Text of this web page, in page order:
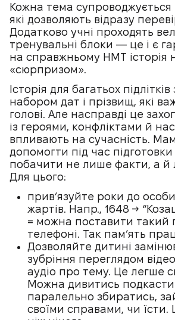
Кожна тема супроводжується
які дозволяють відразу
Додатково учні проходять
тренувальні блоки — це і є
на справжньому НМТ історія
«сюрпризом».
Історія для багатьох
набором дат і прізвищ, які
голові. Але насправді це
із героями, конфліктами й
впливають на сучасність.
допомогти під час підготовки
побачити не лише факти, а й
Для цього:
прив’язуйте роки до
жартів. Напр., 1648 →
= можна поставити такий
телефоні. Так пам’ять
Дозволяйте дитині
зубріння переглядом
аудіо про тему. Це легше
Можна дивитись подкасти
паралельно збиратись,
своїми справами, чи